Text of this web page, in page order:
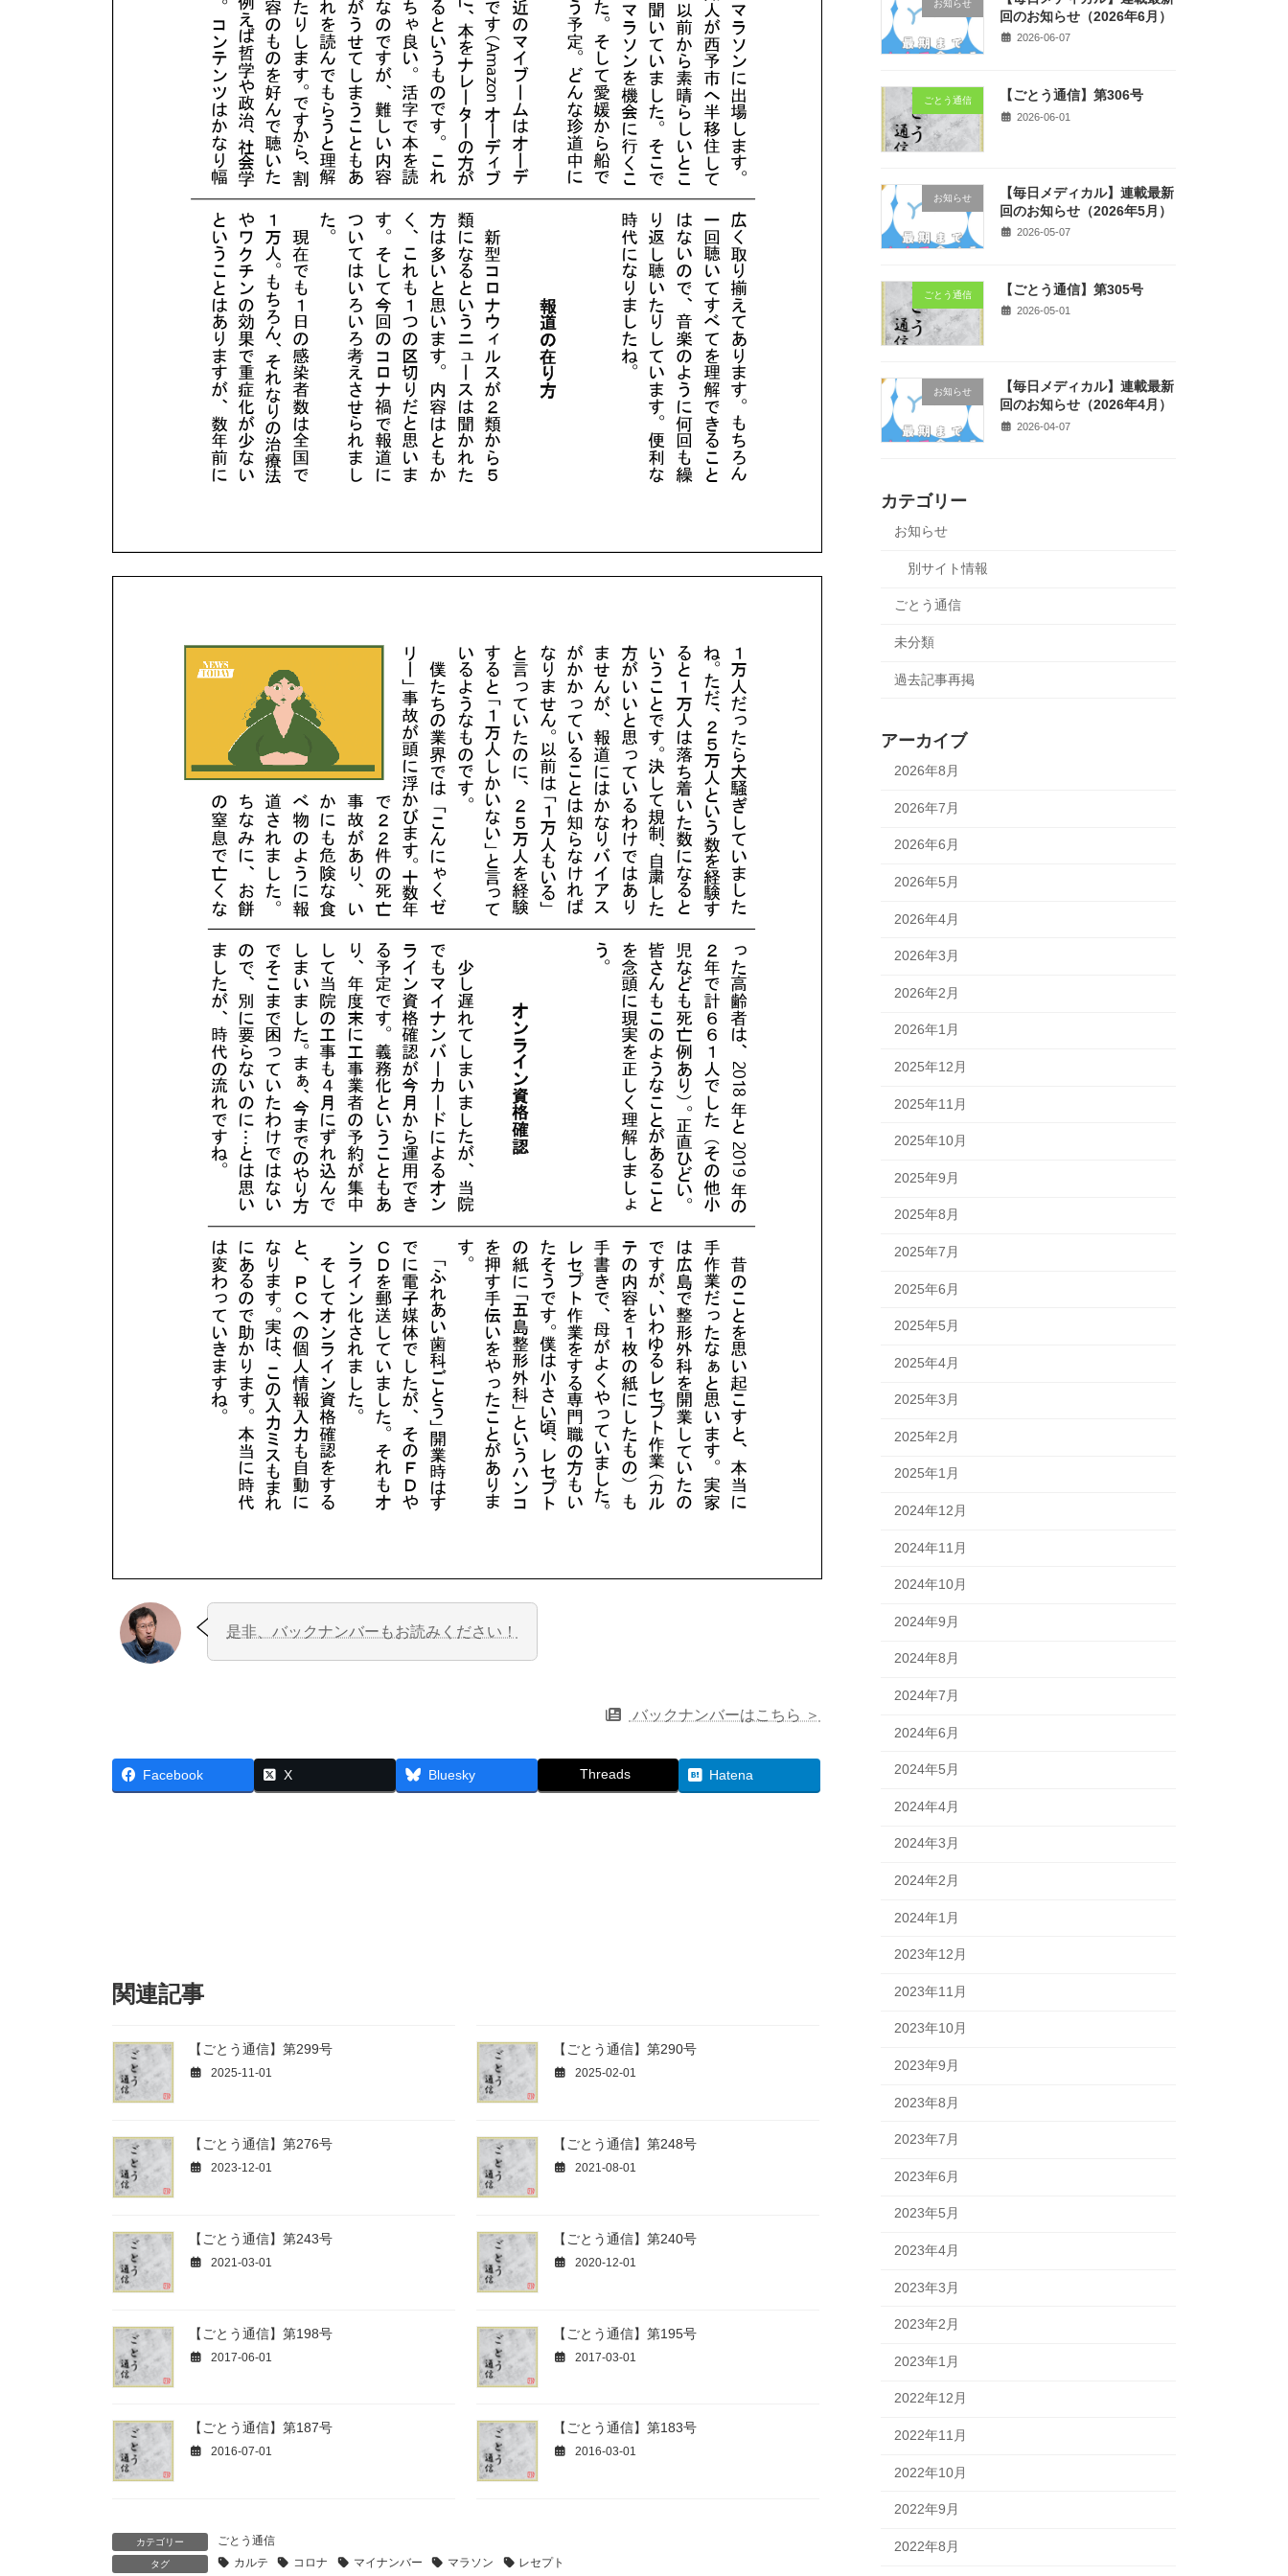
是非、バックナンバーもお読みください！
バックナンバーはこちら ＞
Facebook X Bluesky Threads Hatena
関連記事
【ごとう通信】第299号
2025-11-01
【ごとう通信】第290号
2025-02-01
【ごとう通信】第276号
2023-12-01
【ごとう通信】第248号
2021-08-01
【ごとう通信】第243号
2021-03-01
【ごとう通信】第240号
2020-12-01
【ごとう通信】第198号
2017-06-01
【ごとう通信】第195号
2017-03-01
【ごとう通信】第187号
2016-07-01
【ごとう通信】第183号
2016-03-01
カテゴリー ごとう通信
タグ カルテ コロナ マイナンバー マラソン レセプト
お知らせ
回のお知らせ（2026年6月）
2026-06-07
ごとう通信 【ごとう通信】第306号
2026-06-01
お知らせ
【毎日メディカル】連載最新
回のお知らせ（2026年5月）
2026-05-07
ごとう通信 【ごとう通信】第305号
2026-05-01
お知らせ
【毎日メディカル】連載最新
回のお知らせ（2026年4月）
2026-04-07
カテゴリー
お知らせ
別サイト情報
ごとう通信
未分類
過去記事再掲
アーカイブ
2026年8月
2026年7月
2026年6月
2026年5月
2026年4月
2026年3月
2026年2月
2026年1月
2025年12月
2025年11月
2025年10月
2025年9月
2025年8月
2025年7月
2025年6月
2025年5月
2025年4月
2025年3月
2025年2月
2025年1月
2024年12月
2024年11月
2024年10月
2024年9月
2024年8月
2024年7月
2024年6月
2024年5月
2024年4月
2024年3月
2024年2月
2024年1月
2023年12月
2023年11月
2023年10月
2023年9月
2023年8月
2023年7月
2023年6月
2023年5月
2023年4月
2023年3月
2023年2月
2023年1月
2022年12月
2022年11月
2022年10月
2022年9月
2022年8月